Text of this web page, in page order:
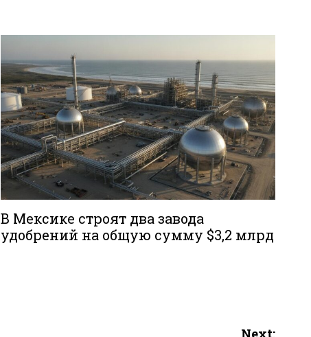
В Мексике строят два завода
удобрений на общую сумму $3,2 млрд
Next: